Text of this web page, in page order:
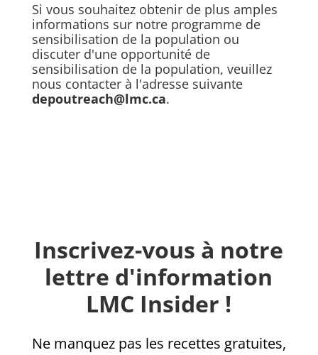
Si vous souhaitez obtenir de plus amples
informations sur notre programme de
sensibilisation de la population ou
discuter d'une opportunité de
sensibilisation de la population, veuillez
nous contacter à l'adresse suivante
depoutreach@lmc.ca.
Inscrivez-vous à notre
lettre d'information
LMC Insider !
Ne manquez pas les recettes gratuites,